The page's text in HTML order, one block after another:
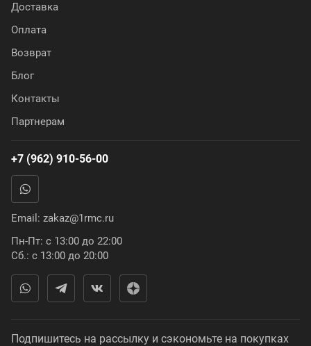
Доставка
Оплата
Возврат
Блог
Контакты
Партнерам
+7 (962) 910-56-00
Email: zakaz@1rmc.ru
Пн-Пт: с 13:00 до 22:00
Сб.: с 13:00 до 20:00
Подпишитесь на рассылку и сэкономьте на покупках